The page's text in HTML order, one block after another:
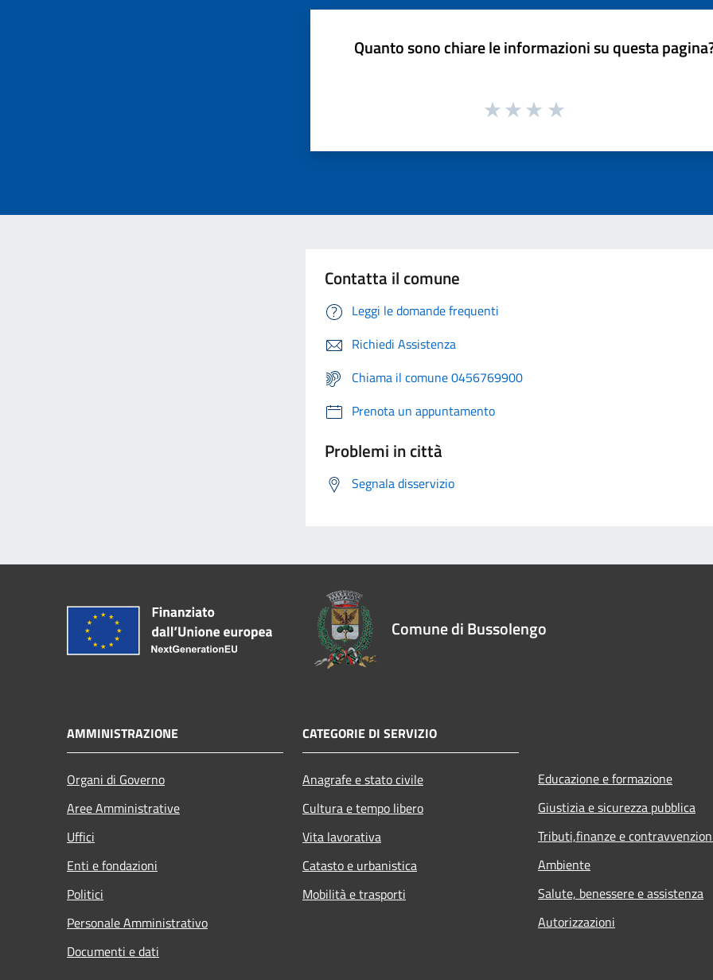
Quanto sono chiare le informazioni su questa
Contatta il comune
Leggi le domande frequenti
Richiedi Assistenza
Chiama il comune 0456769900
Prenota un appuntamento
Problemi in città
Segnala disservizio
Comune di Bussolengo
AMMINISTRAZIONE
Organi di Governo
Aree Amministrative
Uffici
Enti e fondazioni
Politici
Personale Amministrativo
Documenti e dati
CATEGORIE DI SERVIZIO
Anagrafe e stato civile
Cultura e tempo libero
Vita lavorativa
Catasto e urbanistica
Mobilità e trasporti
Educazione e formazione
Giustizia e sicurezza pubblica
Tributi,finanze e
Ambiente
Salute, benessere e assistenza
Autorizzazioni